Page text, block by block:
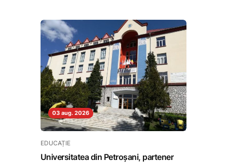
03 aug. 2026
EDUCAȚIE
Universitatea din Petroșani, partener